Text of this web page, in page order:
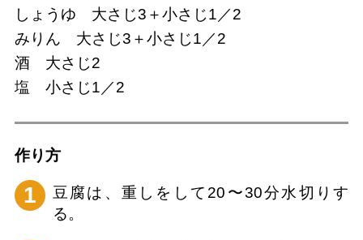
しょうゆ 大さじ3＋小さじ1／2
みりん 大さじ3＋小さじ1／2
酒 大さじ2
塩 小さじ1／2
作り⽅
1
豆腐は、重しをして20〜30分水切りす
る。